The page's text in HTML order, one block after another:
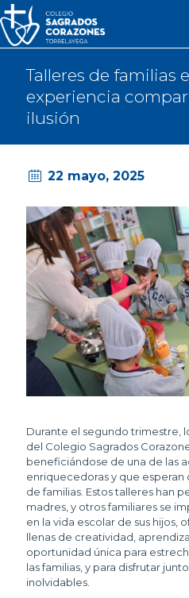
Talleres de familias
experiencia
ilusión
22 mayo, 2025
Durante el segundo trimestre,
del Colegio Sagrados
beneficiándose de una de las
enriquecedoras y que esperan
de familias. Estos talleres han
madres, y otros familiares se
en la vida escolar de sus hijos,
llenas de creatividad,
oportunidad única para
las familias, y para disfrutar
inolvidables.